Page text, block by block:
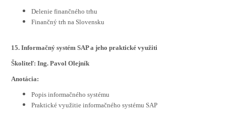
Delenie finančného trhu
Finančný trh na Slovensku
15. Informačný systém SAP a jeho praktické využiti
Školiteľ: Ing. Pavol Olejník
Anotácia:
Popis informačného systému
Praktické využitie informačného systému SAP